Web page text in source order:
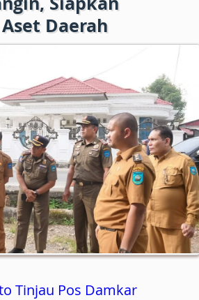
Daerah
Tinjau Pos Damkar